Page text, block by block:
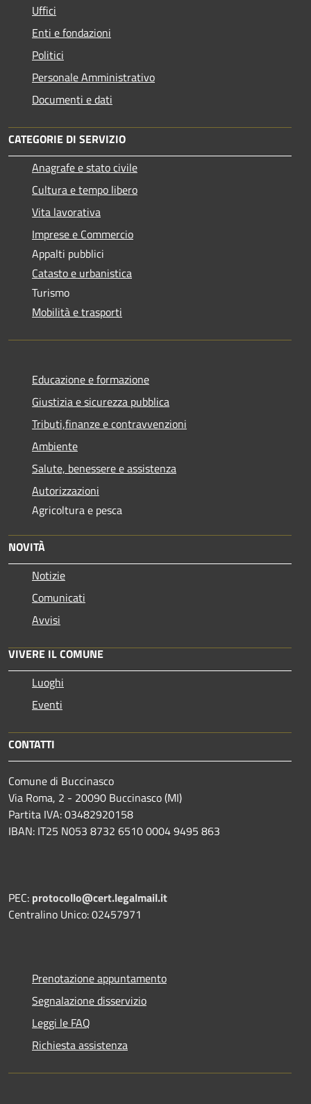
Uffici
Enti e fondazioni
Politici
Personale Amministrativo
Documenti e dati
CATEGORIE DI SERVIZIO
Anagrafe e stato civile
Cultura e tempo libero
Vita lavorativa
Imprese e Commercio
Appalti pubblici
Catasto e urbanistica
Turismo
Mobilità e trasporti
Educazione e formazione
Giustizia e sicurezza pubblica
Tributi,finanze e contravvenzioni
Ambiente
Salute, benessere e assistenza
Autorizzazioni
Agricoltura e pesca
NOVITÀ
Notizie
Comunicati
Avvisi
VIVERE IL COMUNE
Luoghi
Eventi
CONTATTI
Comune di Buccinasco
Via Roma, 2 - 20090 Buccinasco (MI)
Partita IVA: 03482920158
IBAN: IT25 N053 8732 6510 0004 9495 863
PEC: protocollo@cert.legalmail.it
Centralino Unico: 02457971
Prenotazione appuntamento
Segnalazione disservizio
Leggi le FAQ
Richiesta assistenza